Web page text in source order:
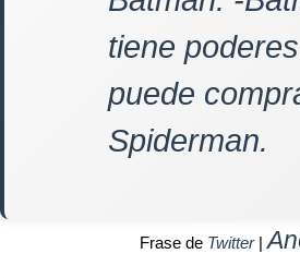
tiene
puede
Spiderman.
Frase de Twitter|